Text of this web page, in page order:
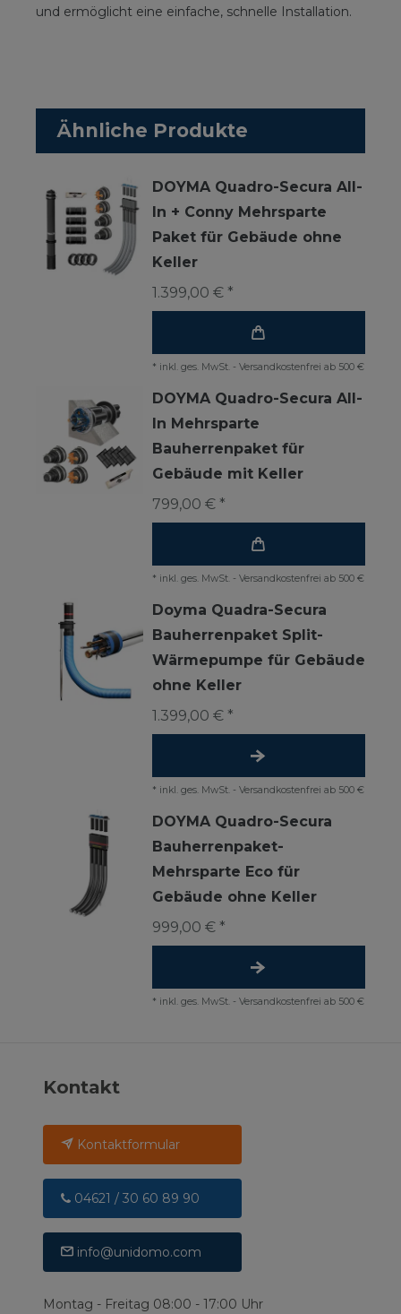
und ermöglicht eine einfache, schnelle Installation.
Ähnliche Produkte
DOYMA Quadro-Secura All-
In + Conny Mehrsparte
Paket für Gebäude ohne
Keller
1.399,00 € *
* inkl. ges. MwSt. - Versandkostenfrei ab 500 €
DOYMA Quadro-Secura All-
In Mehrsparte
Bauherrenpaket für
Gebäude mit Keller
799,00 € *
* inkl. ges. MwSt. - Versandkostenfrei ab 500 €
Doyma Quadra-Secura
Bauherrenpaket Split-
Wärmepumpe für Gebäude
ohne Keller
1.399,00 € *
* inkl. ges. MwSt. - Versandkostenfrei ab 500 €
DOYMA Quadro-Secura
Bauherrenpaket-
Mehrsparte Eco für
Gebäude ohne Keller
999,00 € *
* inkl. ges. MwSt. - Versandkostenfrei ab 500 €
Kontakt
Kontaktformular
04621 / 30 60 89 90
info@unidomo.com
Montag - Freitag 08:00 - 17:00 Uhr